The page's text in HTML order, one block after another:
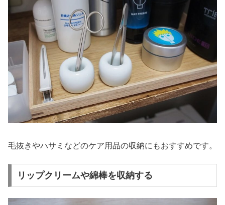
毛抜きやハサミなどのケア用品の収納にもおすすめです。
リップクリームや綿棒を収納する